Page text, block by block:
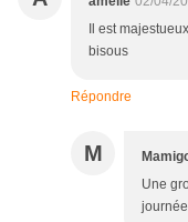
Il est
bisous
Répondre
M
Une
journée